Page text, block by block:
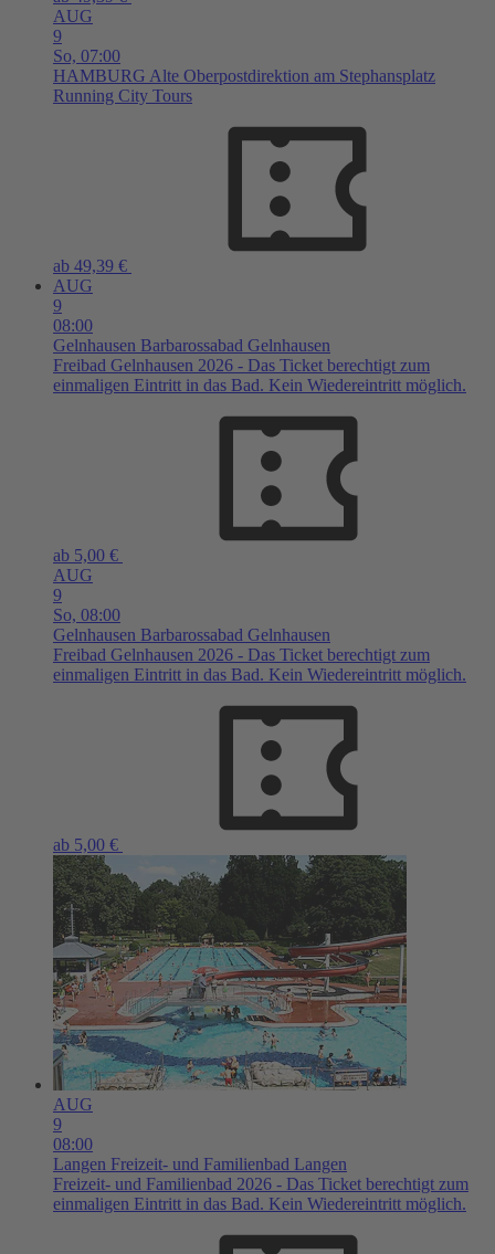
AUG
9
So, 07:00
HAMBURG Alte Oberpostdirektion am Stephansplatz
Running City Tours
ab 49,39 €
AUG
9
08:00
Gelnhausen Barbarossabad Gelnhausen
Freibad Gelnhausen 2026 - Das Ticket berechtigt zum
einmaligen Eintritt in das Bad. Kein Wiedereintritt möglich.
ab 5,00 €
AUG
9
So, 08:00
Gelnhausen Barbarossabad Gelnhausen
Freibad Gelnhausen 2026 - Das Ticket berechtigt zum
einmaligen Eintritt in das Bad. Kein Wiedereintritt möglich.
ab 5,00 €
AUG
9
08:00
Langen Freizeit- und Familienbad Langen
Freizeit- und Familienbad 2026 - Das Ticket berechtigt zum
einmaligen Eintritt in das Bad. Kein Wiedereintritt möglich.